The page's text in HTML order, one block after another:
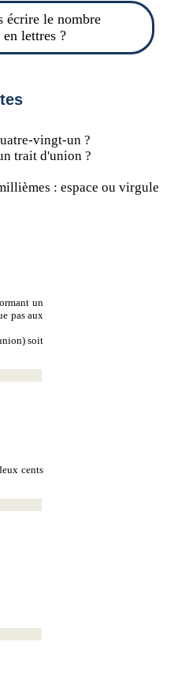
écrire le nombre
en lettres ?
vingt-un ?
trait d'union ?
: espace ou virgule
un
pas aux
soit
cents